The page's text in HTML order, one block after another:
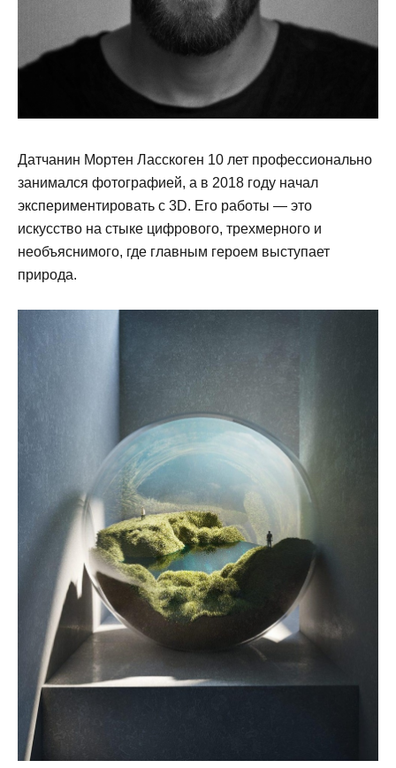
Датчанин Мортен Ласскоген 10 лет профессионально
занимался фотографией, а в 2018 году начал
экспериментировать с 3D. Его работы — это
искусство на стыке цифрового, трехмерного и
необъяснимого, где главным героем выступает
природа.